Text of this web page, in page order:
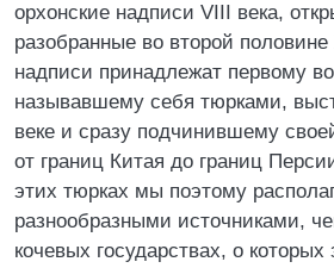
орхонские надписи VIII века,
разобранные во второй
надписи принадлежат первому
называвшему себя тюрками,
веке и сразу подчинившему
от границ Китая до границ
этих тюрках мы поэтому
разнообразными источниками,
кочевых государствах, о которых